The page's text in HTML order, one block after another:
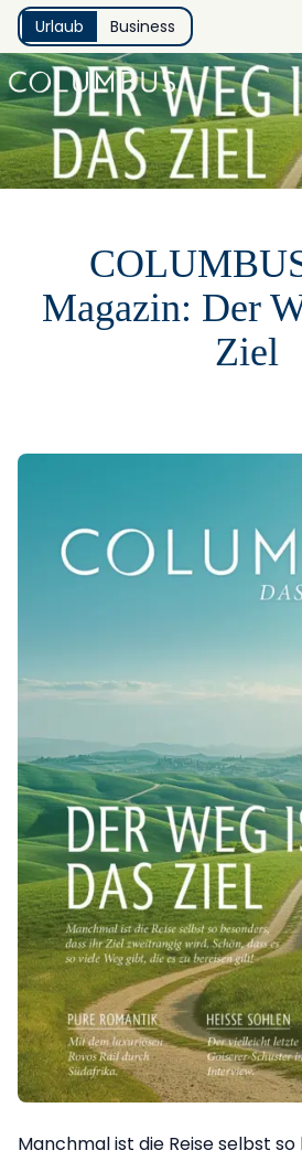
Urlaub Business
Magazin: Der
Ziel
Manchmal ist die Reise selbst